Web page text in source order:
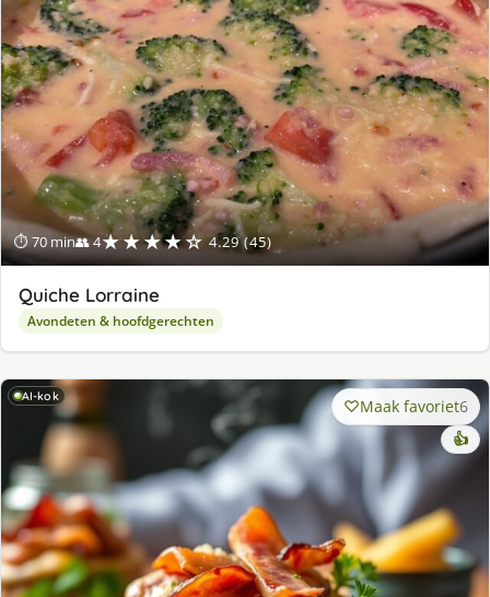
⏱ 70 min👥 4★★★★☆ 4.29 (45)
Quiche Lorraine
Avondeten & hoofdgerechten
AI-kok Maak favoriet6
👍